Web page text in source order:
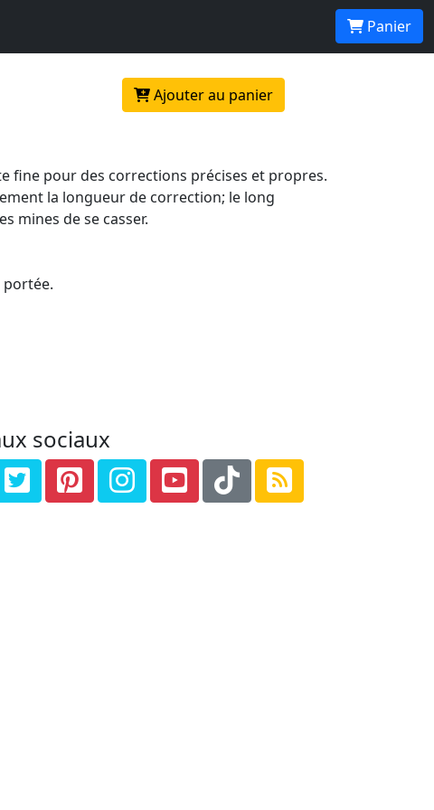
Panier
Ajouter au panier
fine pour des corrections précises et propres.
la longueur de correction; le long
mines de se casser.
sociaux